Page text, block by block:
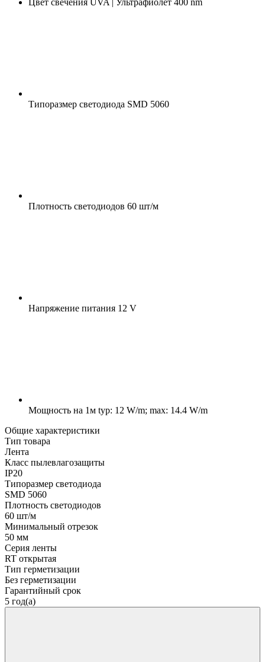
Типоразмер светодиода SMD 5060
Плотность светодиодов 60 шт/м
Напряжение питания 12 V
Мощность на 1м typ: 12 W/m; max: 14.4 W/m
Общие характеристики
Тип товара
Лента
Класс пылевлагозащиты
IP20
Типоразмер светодиода
SMD 5060
Плотность светодиодов
60 шт/м
Минимальный отрезок
50 мм
Серия ленты
RT открытая
Тип герметизации
Без герметизации
Гарантийный срок
5 год(а)